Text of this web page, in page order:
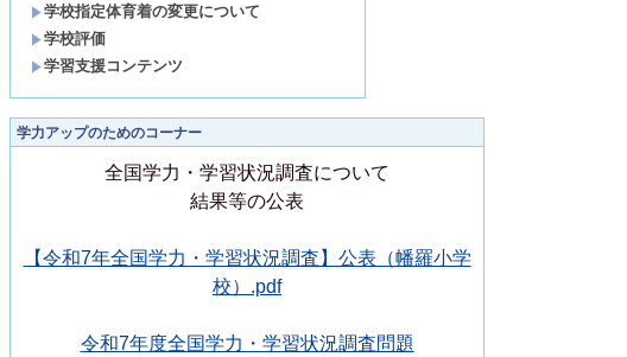
学校指定体育着の変更について
学校評価
学習支援コンテンツ
学力アップのためのコーナー
全国学力・学習状況調査について
結果等の公表
【令和7年全国学力・学習状況調査】公表（幡羅小学
校）.pdf
令和7年度全国学力・学習状況調査問題